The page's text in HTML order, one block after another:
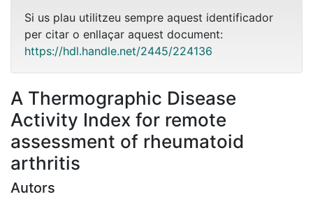
Si us plau utilitzeu sempre aquest identificador
per citar o enllaçar aquest document:
https://hdl.handle.net/2445/224136
A Thermographic Disease
Activity Index for remote
assessment of rheumatoid
arthritis
Autors